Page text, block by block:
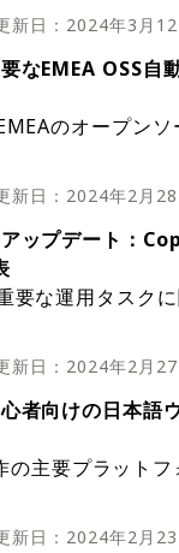
任命と大幅な顧客
ーシップと市場
ことを示してい
度第1四半期の財
に相当する。同
希薄化後1株当た
なると予想してい
測は4億7,000万
化後1株当たりの
ドルと予想され
来の見通しに関
的取り組みに対
、その強固な財務
上のKubernetes
プラットフォーム
プラットフォー
テクチャーを利用
をホストする。
てPagerDutyを自
スを合理化した
がJDEP
るかについての
なSaaSツールと
運用効率の強化
このセッション
をうまく組み合
急増し、ITシステ
ーションがどの
理化し、業務効率
とで、これらの
、質疑応答15分
藤野 知行氏（
ンコンサルタント
庫となるこのウェ
応の運用コスト
、生産性の向上を
トのライフサイ
ソリューシ
ライフサイクル
スに統合するさ
いて包括的に理
ョンに関する情報
部分はインシデン
フェーズのデモ
PagerDutyのソリ
オでどのように
ションは重要なハ
れており、参加
視覚的に明確に
のQ＆Aセッショ
門家と直接対話
変革の複雑さを
元力のある効率
に役立つことが期
トは、デジタル
うPagerDutyの
新日： 2024年3月12
EMEA OSS自
のオープンソ
期待される魅力
催する予定だ。こ
化分野の専門家や
る。このウェビ
力を高め、自動化
ティー仮想ミート
4月4日（木）
Infesta（
マネージャー）、
ディレクター
は、業界の著名
講演者が、その
スプロセスの合
動化の実際的な
待されている。
ションを与え、
、豊富な知識に
ションの詳細な
る。彼のセッシ
れている実用的な
は、最新のトレン
の実際の応用につ
の独自のプラッ
仲間と交流し、
事業につながる
ィーはその活気
なコンテンツを
は、イノベーショ
ョンコミュニティ
新日： 2024年2月28
ップデート：
な運用タスクに
Copilotの
新しいアシスタン
ることを目的と
スの一部だ。
、Status
インシデント管
の最新バ
アップデートは、
プラットフォ
されており、
Manager、
。これらの機能
フィールドと
般提供により、
機能により、ユ
タを取得し、
を自動的に入力
ダッシ
クセスできる、
した。このレポ
調整された実用
は、オンコール
ーザーがオンコ
）計画を2024年
新日： 2024年2月27
者向けの日本語
の主要プラット
要なツールと知
PagerDutyを設
新日： 2024年2月23